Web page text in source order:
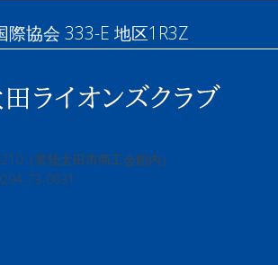
際協会 333-E 地区1R3Z
（常陸太田市商工会館内）
73-0831